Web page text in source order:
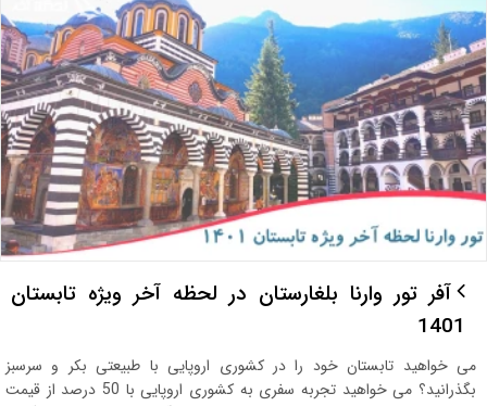
آفر تور وارنا بلغارستان در لحظه آخر ویژه تابستان
1401
می خواهید تابستان خود را در کشوری اروپایی با طبیعتی بکر و سرسبز
بگذرانید؟ می خواهید تجربه سفری به کشوری اروپایی با 50 درصد از قیمت